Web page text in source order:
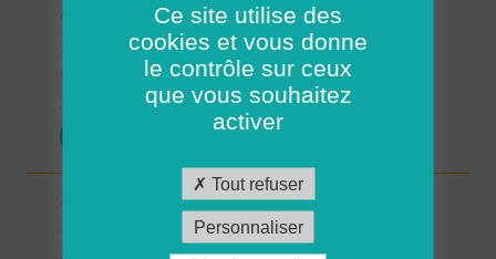
Auxiliaire de vie - Oeyreluy (H/F)
40 - Landes
31/07/2026
Auxiliaire de vie - Mugron (H/F)
Ce site utilise des
cookies et vous donne
le contrôle sur ceux
que vous souhaitez
activer
Tout refuser
Personnaliser